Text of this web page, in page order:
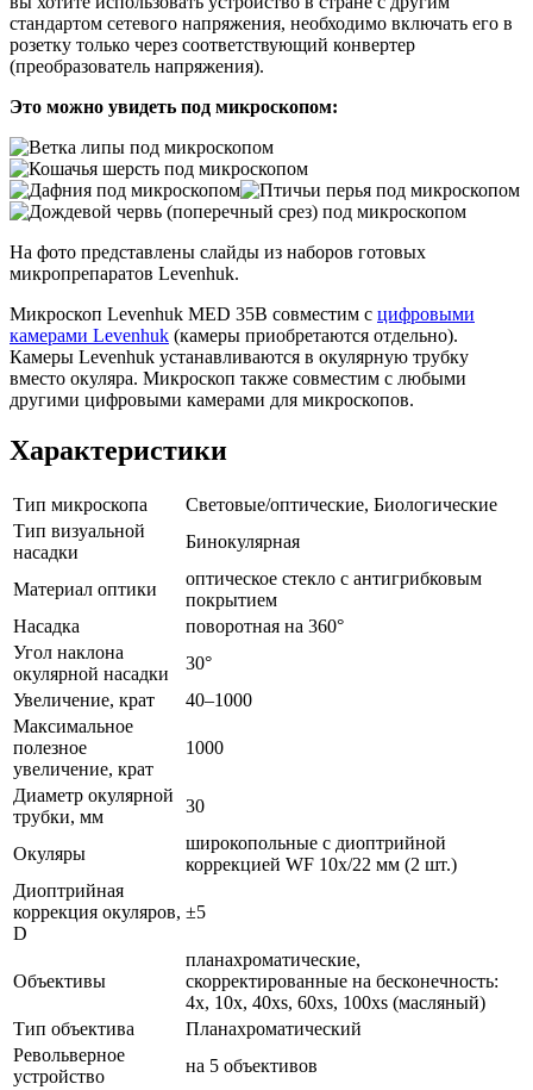
стандартом сетевого напряжения, необходимо включать его в
розетку только через соответствующий конвертер
(преобразователь напряжения).
Это можно увидеть под микроскопом:
На фото представлены слайды из наборов готовых
микропрепаратов Levenhuk.
Микроскоп Levenhuk MED 35B совместим с цифровыми
камерами Levenhuk (камеры приобретаются отдельно).
Камеры Levenhuk устанавливаются в окулярную трубку
вместо окуляра. Микроскоп также совместим с любыми
другими цифровыми камерами для микроскопов.
Характеристики
Тип микроскопа
Световые/оптические, Биологические
Тип визуальной
насадки
Бинокулярная
Материал оптики
оптическое стекло с антигрибковым
покрытием
Насадка
поворотная на 360°
Угол наклона
окулярной насадки
30°
Увеличение, крат
40–1000
Максимальное
полезное
увеличение, крат
1000
Диаметр окулярной
трубки, мм
30
Окуляры
широкопольные с диоптрийной
коррекцией WF 10х/22 мм (2 шт.)
Диоптрийная
коррекция окуляров,
D
±5
Объективы
планахроматические,
скорректированные на бесконечность:
4x, 10x, 40xs, 60xs, 100xs (масляный)
Тип объектива
Планахроматический
Револьверное
устройство
на 5 объективов